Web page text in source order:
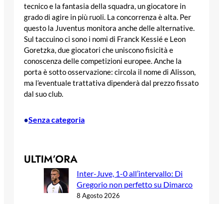
tecnico e la fantasia della squadra, un giocatore in
grado di agire in più ruoli. La concorrenza è alta. Per
questo la Juventus monitora anche delle alternative.
Sul taccuino ci sono i nomi di Franck Kessié e Leon
Goretzka, due giocatori che uniscono fisicità e
conoscenza delle competizioni europee. Anche la
porta è sotto osservazione: circola il nome di Alisson,
ma l’eventuale trattativa dipenderà dal prezzo fissato
dal suo club.
•Senza categoria
ULTIM’ORA
Inter-Juve, 1-0 all’intervallo: Di
Gregorio non perfetto su Dimarco
8 Agosto 2026